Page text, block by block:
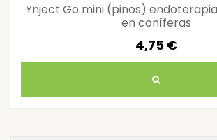
Ynject Go mini (pinos)
en coníferas
4,75 €